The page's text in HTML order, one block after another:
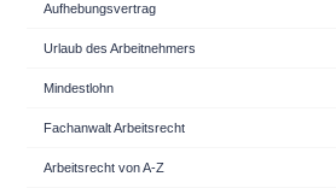
Aufhebungsvertrag
Urlaub des Arbeitnehmers
Mindestlohn
Fachanwalt Arbeitsrecht
Arbeitsrecht von A-Z